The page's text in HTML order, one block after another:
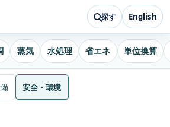
探す English
蒸気 水処理 省エネ 単位換算
安全・環境